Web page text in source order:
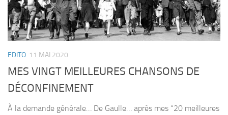
EDITO 11 MAI 2020
MES VINGT MEILLEURES CHANSONS DE
DÉCONFINEMENT
À la demande générale… De Gaulle… après mes “20 meilleures